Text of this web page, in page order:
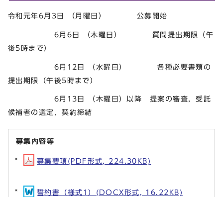
令和元年6月3日 （月曜日） 公募開始
6月6日 （木曜日） 質問提出期限（午
後5時まで）
6月12日 （水曜日） 各種必要書類の
提出期限（午後5時まで）
6月13日 （木曜日）以降 提案の審査，受託
候補者の選定，契約締結
募集内容等
募集要項(PDF形式, 224.30KB)
誓約書（様式1）(DOCX形式, 16.22KB)